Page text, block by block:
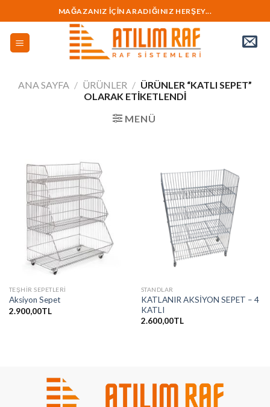
geç
MAĞAZANIZ İÇİN ARADIĞINIZ HERŞEY...
ANA SAYFA / ÜRÜNLER / ÜRÜNLER “KATLI SEPET”
OLARAK ETIKETLENDI
MENÜ
TEŞHIR SEPETLERI
Aksiyon Sepet
2.900,00TL
STANDLAR
KATLANIR AKSİYON SEPET – 4
KATLI
2.600,00TL